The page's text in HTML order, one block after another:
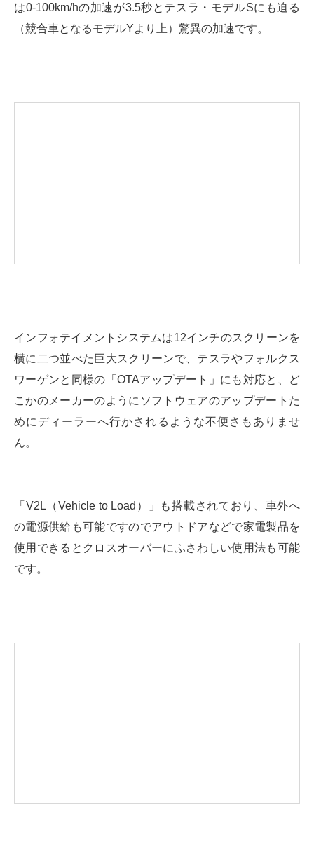
は0-100km/hの加速が3.5秒とテスラ・モデルSにも迫る
（競合車となるモデルYより上）驚異の加速です。
インフォテイメントシステムは12インチのスクリーンを
横に二つ並べた巨大スクリーンで、テスラやフォルクス
ワーゲンと同様の「OTAアップデート」にも対応と、ど
こかのメーカーのようにソフトウェアのアップデートた
めにディーラーへ行かされるような不便さもありませ
ん。
「V2L（Vehicle to Load）」も搭載されており、車外へ
の電源供給も可能ですのでアウトドアなどで家電製品を
使用できるとクロスオーバーにふさわしい使用法も可能
です。